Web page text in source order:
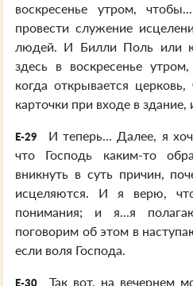
воскресенье утром,
провести служение
людей. И Билли Поль или
здесь в воскресенье
когда открывается
карточки при входе в здание,
E-29
И теперь... Далее, я
что Господь каким-то
вникнуть в суть причин,
исцеляются. И я верю,
понимания; и я...я
поговорим об этом в
если воля Господа.
E-30
Так вот, на вечернем